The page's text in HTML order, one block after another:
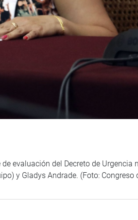
de evaluación del Decreto de
y Gladys Andrade. (Foto: Congreso